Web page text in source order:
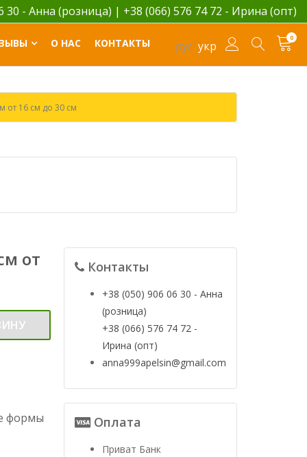
30 - Анна (розница) | +38 (066) 576 74 72 - Ирина (опт)
рус укр
0
О НАС КОНТАКТЫ
от 16 см до 30 см
от
формы
Контакты
+38 (050) 906 06 30 - Анна
(розница)
+38 (066) 576 74 72 -
Ирина (опт)
anna999apelsin@gmail.com
Оплата
Приват Банк